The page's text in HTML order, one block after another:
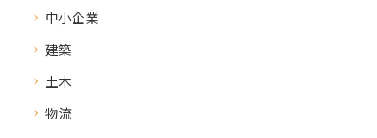
中小企業
建築
土木
物流